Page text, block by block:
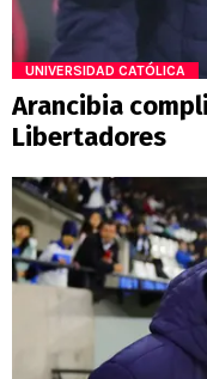
UNIVERSIDAD CATÓLICA
Arancibia
Libertadores